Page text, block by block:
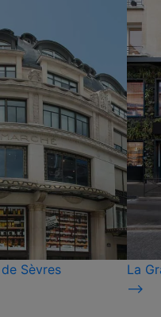
Sèvres
La
⟶